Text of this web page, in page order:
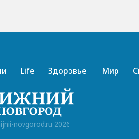
Life Здоровье Мир
novgorod.ru 2026